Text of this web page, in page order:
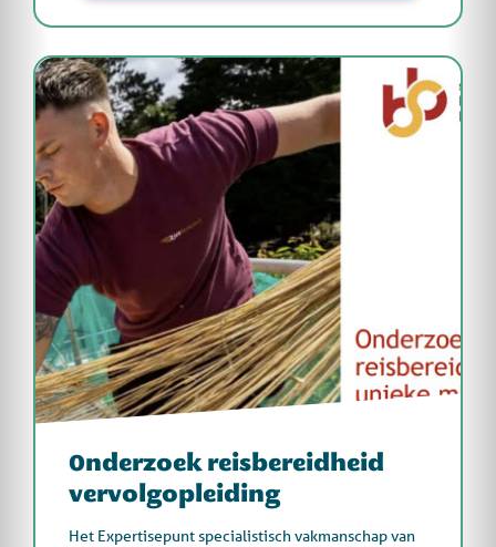
Onderzoek reisbereidheid
vervolgopleiding
Het Expertisepunt specialistisch vakmanschap van